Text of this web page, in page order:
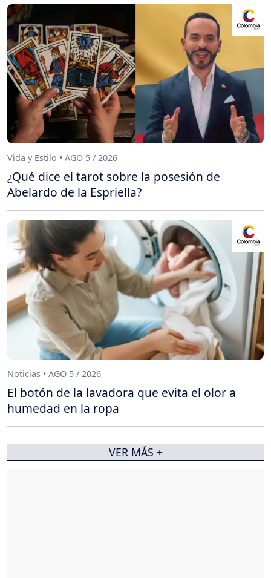
Vida y Estilo • AGO 5 / 2026
¿Qué dice el tarot sobre la posesión de
Abelardo de la Espriella?
Noticias • AGO 5 / 2026
El botón de la lavadora que evita el olor a
humedad en la ropa
VER MÁS +